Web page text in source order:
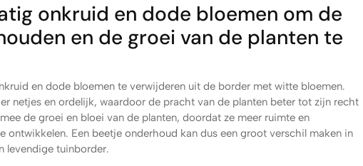
onkruid en dode bloemen om de
en de groei van de planten te
en dode bloemen te verwijderen uit de border met witte bloemen.
netjes en ordelijk, waardoor de pracht van de planten beter tot zijn recht
de groei en bloei van de planten, doordat ze meer ruimte en
Een beetje onderhoud kan dus een groot verschil maken in
levendige tuinborder.